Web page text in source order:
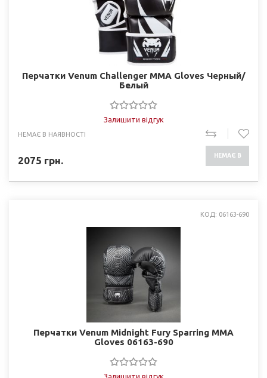
Перчатки Venum Challenger MMA Gloves Черный/
Белый
Залишити відгук
НЕМАЄ В НАЯВНОСТІ
2075 грн. НЕМАЄ В
КОД: 06163-690
Перчатки Venum Midnight Fury Sparring MMA
Gloves 06163-690
Залишити відгук